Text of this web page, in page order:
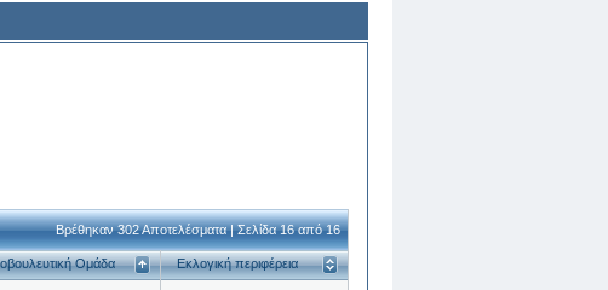
Βρέθηκαν 302 Αποτελέσματα | Σελίδα 16 από 16
Ομάδα Εκλογική περιφέρεια